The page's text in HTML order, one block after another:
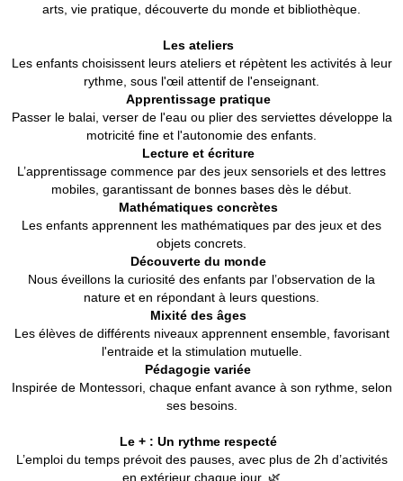
arts, vie pratique, découverte du monde et bibliothèque.
Les ateliers
Les enfants choisissent leurs ateliers et répètent les activités à leur
rythme, sous l'œil attentif de l'enseignant.
Apprentissage pratique
Passer le balai, verser de l'eau ou plier des serviettes développe la
motricité fine et l'autonomie des enfants.
Lecture et écriture
L’apprentissage commence par des jeux sensoriels et des lettres
mobiles, garantissant de bonnes bases dès le début.
Mathématiques concrètes
Les enfants apprennent les mathématiques par des jeux et des
objets concrets.
Découverte du monde
Nous éveillons la curiosité des enfants par l’observation de la
nature et en répondant à leurs questions.
Mixité des âges
Les élèves de différents niveaux apprennent ensemble, favorisant
l'entraide et la stimulation mutuelle.
Pédagogie variée
Inspirée de Montessori, chaque enfant avance à son rythme, selon
ses besoins.
Le + : Un rythme respecté
L’emploi du temps prévoit des pauses, avec plus de 2h d’activités
en extérieur chaque jour. 🌿